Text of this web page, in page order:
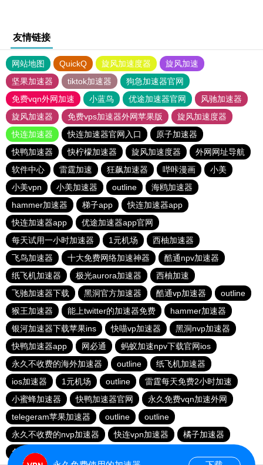
友情链接
网站地图 QuickQ 旋风加速度器
旋风加速
坚果加速器
tiktok加速器
狗急加速器官网
免费vqn外网加速
小蓝鸟 优途加速器官网
风驰加速器
旋风加速器
免费vps加速器外网苹果版
旋风加速度器
快连加速器
快连加速器官网入口
原子加速器
快鸭加速器
快柠檬加速器 旋风加速度器
外网网址导航
软件中心
雷霆加速 狂飙加速器 哔咔漫画
小美
小美vpn
小美加速器 outline
海鸥加速器
hammer加速器
梯子app
快连加速器app
快连加速器app
优途加速器app官网
每天试用一小时加速器
1元机场
西柚加速器
飞鸟加速器
十大免费网络加速神器
酷通npv加速器
纸飞机加速器
极光aurora加速器
西柚加速
飞驰加速器下载
黑洞官方加速器 酷通vp加速器
outline
猴王加速器
能上twitter的加速器免费
hammer加速器
银河加速器下载苹果ins
快喵vp加速器
黑洞nvp加速器
快鸭加速器app
网必通
蚂蚁加速npv下载官网ios
永久不收费的海外加速器
outline
纸飞机加速器
ios加速器
1元机场 outline
雷霆每天免费2小时加速
小蜜蜂加速器
快鸭加速器官网
永久免费vqn加速外网
telegeram苹果加速器
outline
outline
永久不收费的nvp加速器
快连vρn加速器
橘子加速器
免费vqn外网